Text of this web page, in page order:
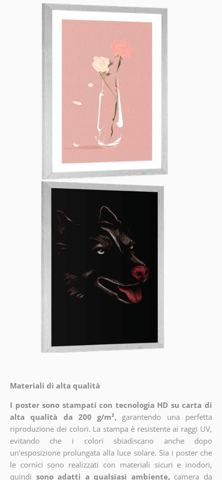
Materiali di alta qualità
I poster sono stampati con tecnologia HD su carta di
alta qualità da 200 g/m², garantendo una perfetta
riproduzione dei colori. La stampa è resistente ai raggi UV,
evitando che i colori sbiadiscano anche dopo
un'esposizione prolungata alla luce solare. Sia i poster che
le cornici sono realizzati con materiali sicuri e inodori,
quindi sono adatti a qualsiasi ambiente, camera da